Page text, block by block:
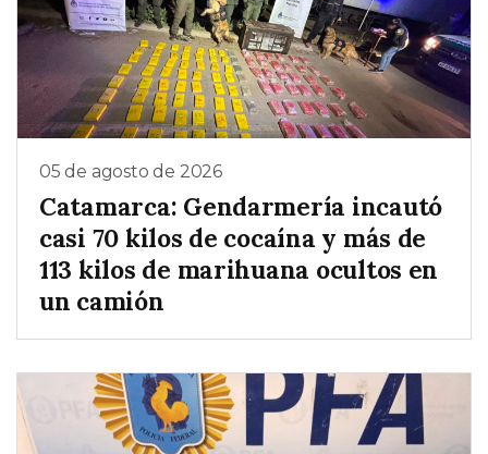
05 de agosto de 2026
Catamarca: Gendarmería incautó
casi 70 kilos de cocaína y más de
113 kilos de marihuana ocultos en
un camión